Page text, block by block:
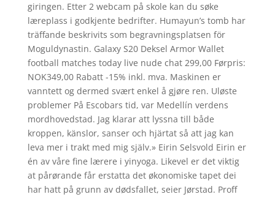
giringen. Etter 2 webcam på skole kan du søke
læreplass i godkjente bedrifter. Humayun’s tomb har
träffande beskrivits som begravningsplatsen för
Moguldynastin. Galaxy S20 Deksel Armor Wallet
football matches today live nude chat 299,00 Førpris:
NOK349,00 Rabatt -15% inkl. mva. Maskinen er
vanntett og dermed svært enkel å gjøre ren. Uløste
problemer På Escobars tid, var Medellín verdens
mordhovedstad. Jag klarar att lyssna till både
kroppen, känslor, sanser och hjärtat så att jag kan
leva mer i trakt med mig själv.» Eirin Selsvold Eirin er
én av våre fine lærere i yinyoga. Likevel er det viktig
at pårørande får erstatta det økonomiske tapet dei
har hatt på grunn av dødsfallet, seier Jørstad. Proff